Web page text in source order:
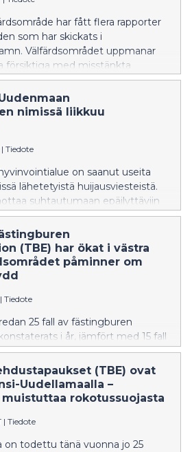
har fått flera rapporter
som har skickats i
Välfärdsområdet uppmanar
försiktiga med misstänkta
öppna länkarna i dem och att
nimissä liikkuu
| Tiedote
on saanut useita
lähetetyistä huijausviesteistä.
suhtautumaan epäilyttäviin
eikä avaamaan niiden linkkejä tai
(TBE) har ökat i västra
påminner om
| Tiedote
25 fall av fästingburen
i år, jämfört med 15 fall
i fjol. Vaccinet är det effektivaste
mot fästingburen(TBE) ovat
Uudellamaalla –
rokotussuojasta
| Tiedote
on todettu tänä vuonna jo 25